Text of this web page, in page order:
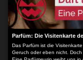
Parfüm: Die Visitenkarte
Das Parfüm ist die
Geruch oder eben nicht.